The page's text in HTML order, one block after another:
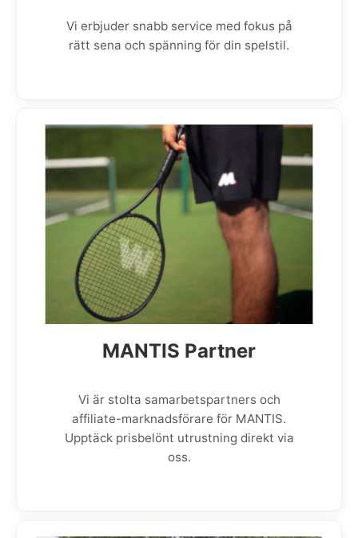
Vi erbjuder snabb service med fokus på
rätt sena och spänning för din spelstil.
MANTIS Partner
Vi är stolta samarbetspartners och
affiliate-marknadsförare för MANTIS.
Upptäck prisbelönt utrustning direkt via
oss.